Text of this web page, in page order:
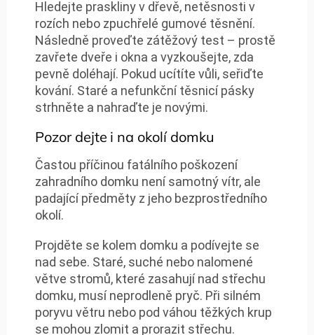
Hledejte praskliny v dřevě, netěsnosti v
rozích nebo zpuchřelé gumové těsnění.
Následně proveďte zátěžový test – prostě
zavřete dveře i okna a vyzkoušejte, zda
pevně doléhají. Pokud ucítíte vůli, seřiďte
kování. Staré a nefunkční těsnicí pásky
strhněte a nahraďte je novými.
Pozor dejte i na okolí domku
Častou příčinou fatálního poškození
zahradního domku není samotný vítr, ale
padající předměty z jeho bezprostředního
okolí.
Projděte se kolem domku a podívejte se
nad sebe. Staré, suché nebo nalomené
větve stromů, které zasahují nad střechu
domku, musí neprodleně pryč. Při silném
poryvu větru nebo pod váhou těžkých krup
se mohou zlomit a prorazit střechu.